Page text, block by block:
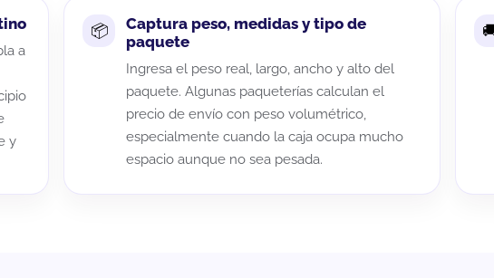
a
y
Captura peso, medidas y tipo de
paquete
Ingresa el peso real, largo, ancho y alto del
paquete. Algunas paqueterías calculan el
precio de envío con peso volumétrico,
especialmente cuando la caja ocupa mucho
espacio aunque no sea pesada.